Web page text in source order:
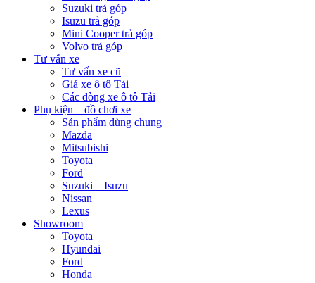
Suzuki trả góp
Isuzu trả góp
Mini Cooper trả góp
Volvo trả góp
Tư vấn xe
Tư vấn xe cũ
Giá xe ô tô Tải
Các dòng xe ô tô Tải
Phụ kiện – đồ chơi xe
Sản phẩm dùng chung
Mazda
Mitsubishi
Toyota
Ford
Suzuki – Isuzu
Nissan
Lexus
Showroom
Toyota
Hyundai
Ford
Honda